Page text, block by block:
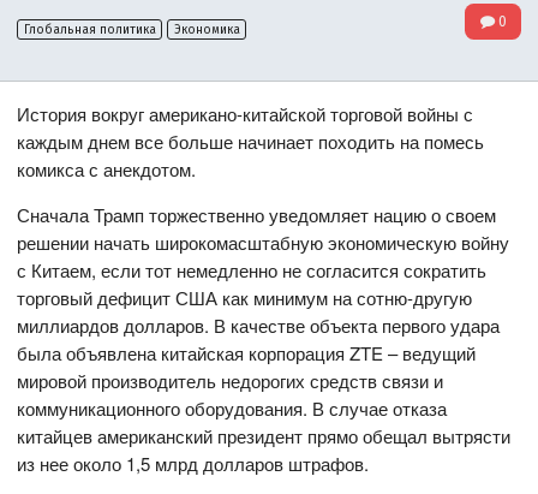
Глобальная политика Экономика 0
История вокруг американо-китайской торговой войны с
каждым днем все больше начинает походить на помесь
комикса с анекдотом.
Сначала Трамп торжественно уведомляет нацию о своем
решении начать широкомасштабную экономическую войну
с Китаем, если тот немедленно не согласится сократить
торговый дефицит США как минимум на сотню-другую
миллиардов долларов. В качестве объекта первого удара
была объявлена китайская корпорация ZTE – ведущий
мировой производитель недорогих средств связи и
коммуникационного оборудования. В случае отказа
китайцев американский президент прямо обещал вытрясти
из нее около 1,5 млрд долларов штрафов.